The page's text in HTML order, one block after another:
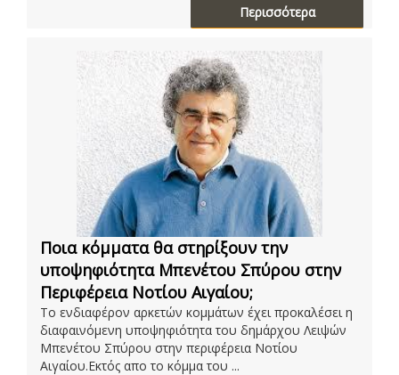
Περισσότερα
Ποια κόμματα θα στηρίξουν την
υποψηφιότητα Μπενέτου Σπύρου στην
Περιφέρεια Νοτίου Αιγαίου;
Το ενδιαφέρον αρκετών κομμάτων έχει προκαλέσει η
διαφαινόμενη υποψηφιότητα του δημάρχου Λειψών
Μπενέτου Σπύρου στην περιφέρεια Νοτίου
Αιγαίου.Εκτός απο το κόμμα του ...